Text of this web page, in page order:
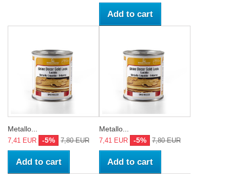
Add to cart
Metallo...
7,41 EUR -5% 7,80 EUR
Add to cart
Metallo...
7,41 EUR -5% 7,80 EUR
Add to cart